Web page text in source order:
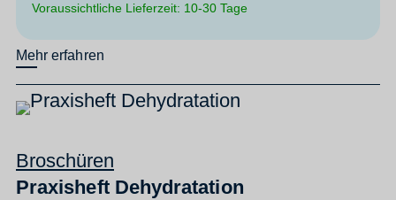
Voraussichtliche Lieferzeit: 10-30 Tage
Mehr erfahren
Broschüren
Praxisheft Dehydratation